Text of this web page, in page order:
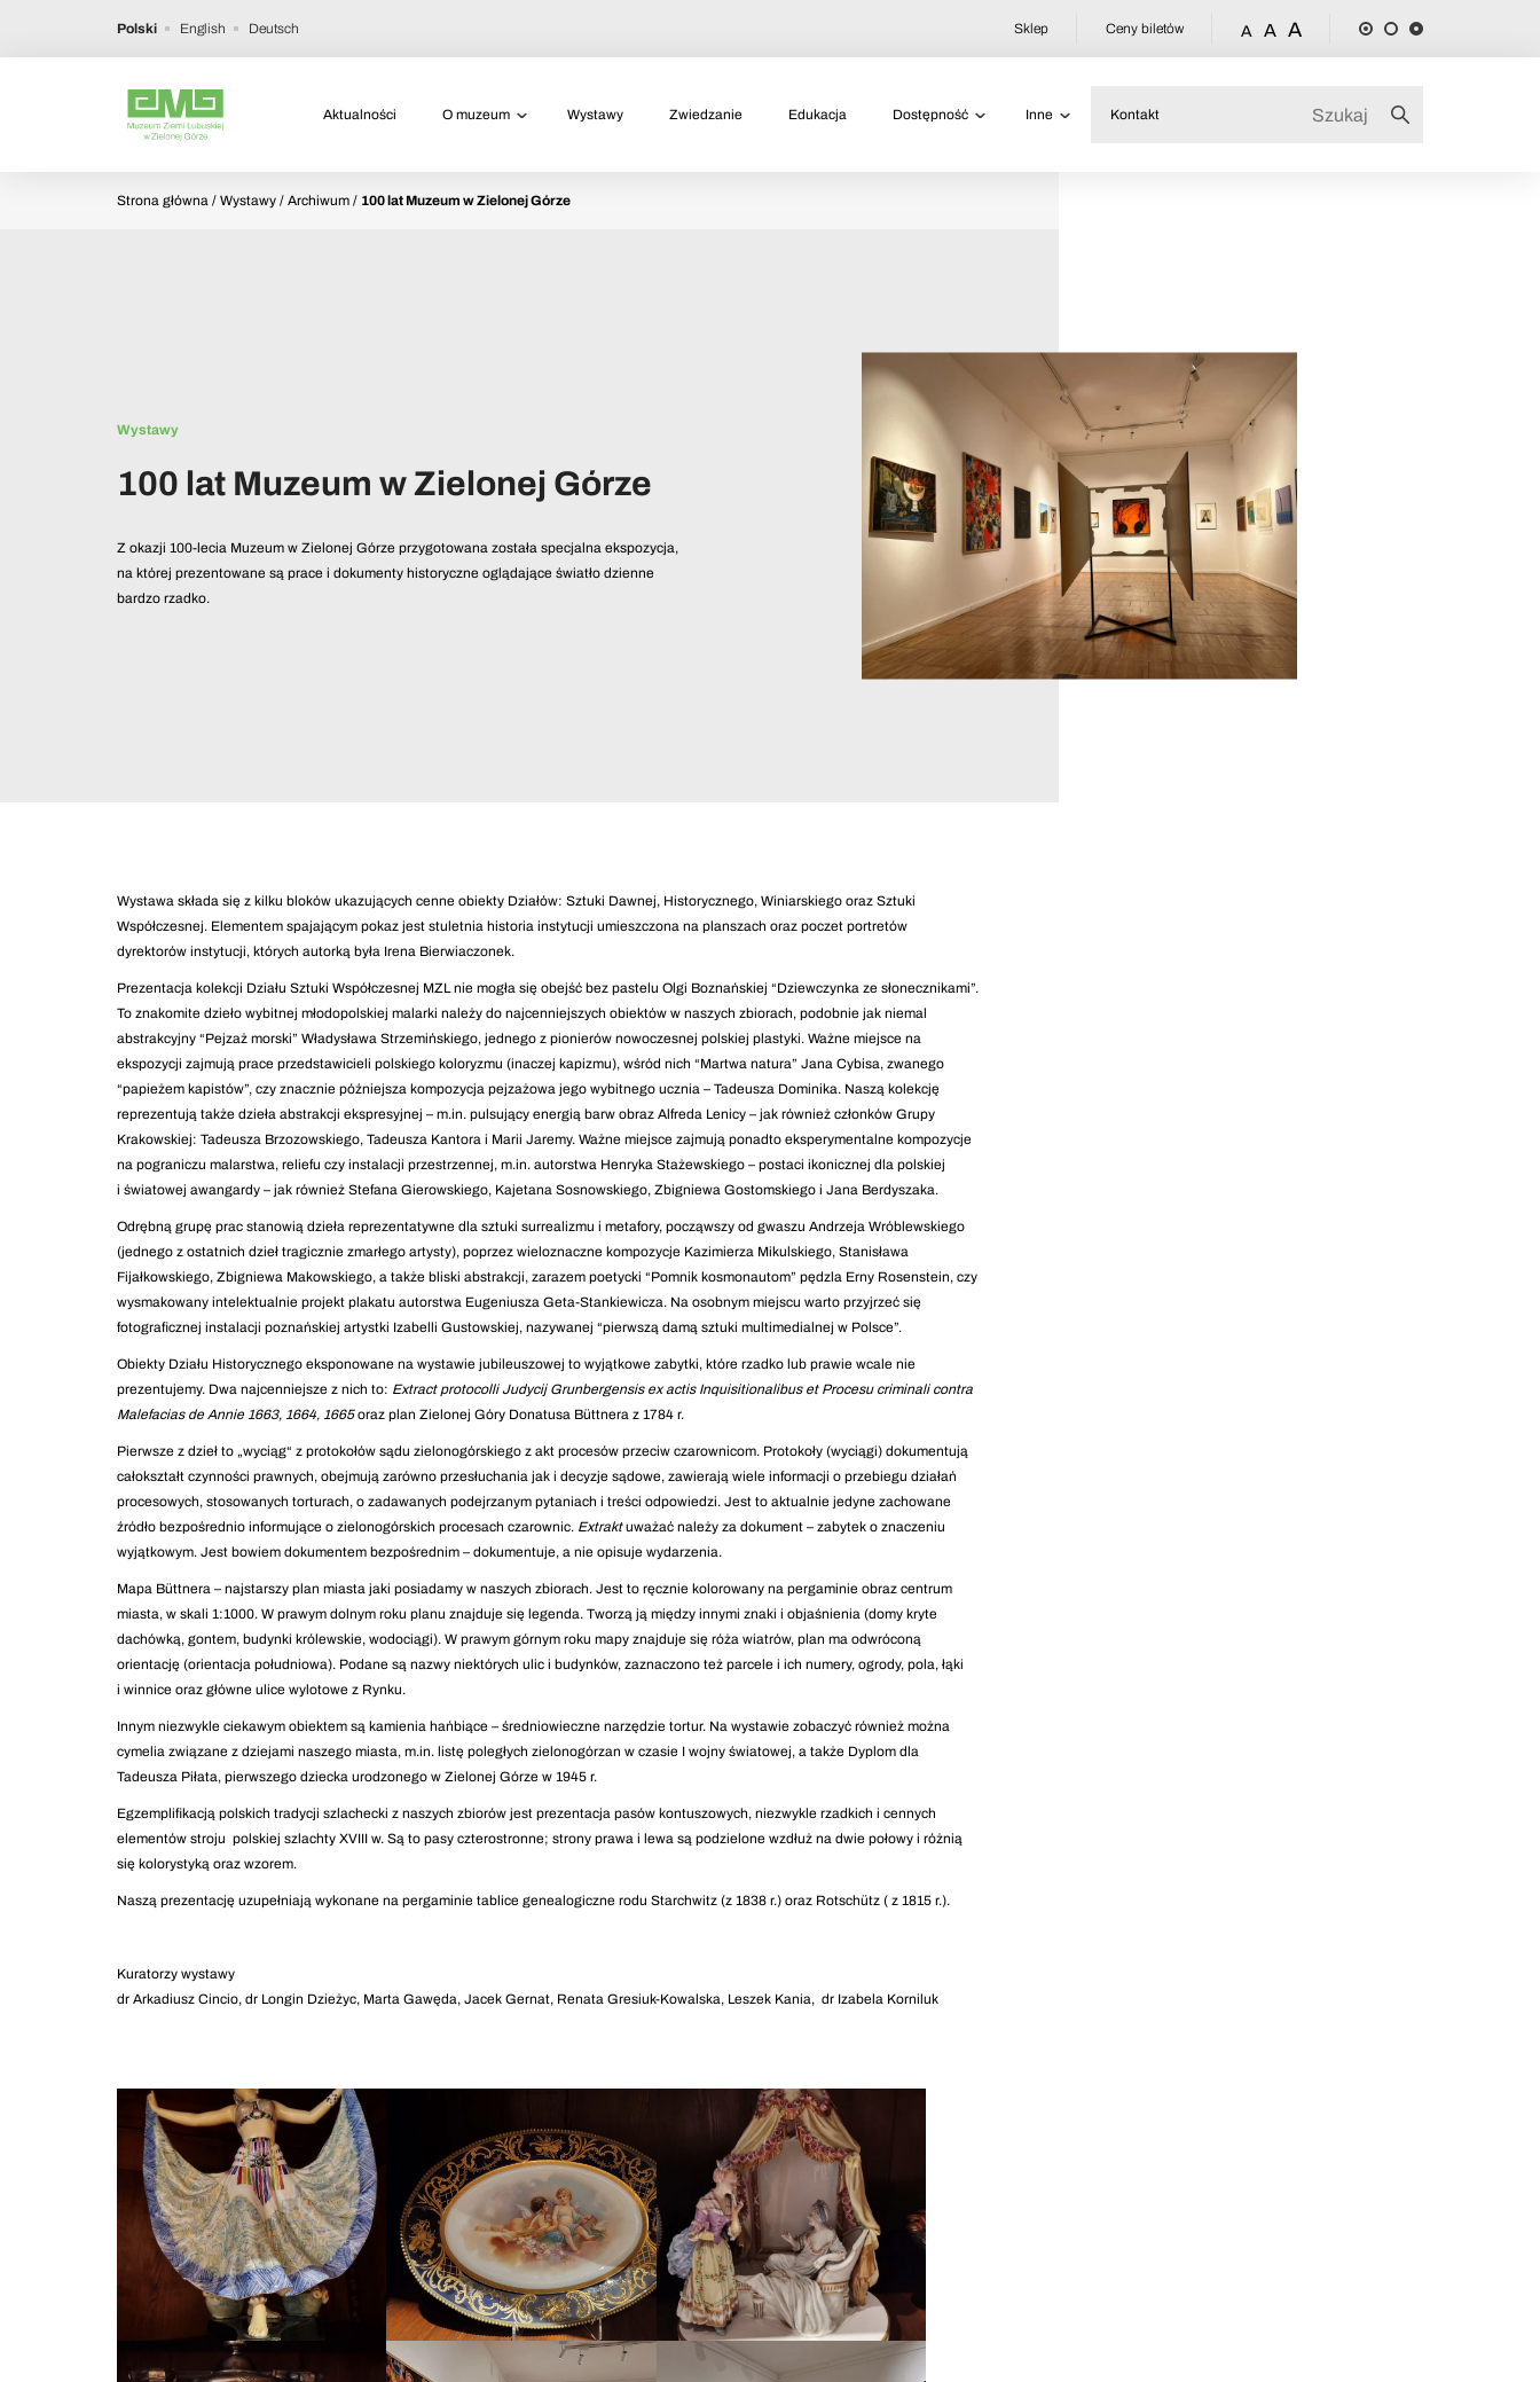
Polski English Deutsch Sklep Ceny biletów A A A
Aktualności O muzeum Wystawy Zwiedzanie Edukacja Dostępność Inne Kontakt
Strona główna / Wystawy / Archiwum / 100 lat Muzeum w Zielonej Górze
Wystawy
100 lat Muzeum w Zielonej Górze
Z okazji 100-lecia Muzeum w Zielonej Górze przygotowana została specjalna ekspozycja,
na której prezentowane są prace i dokumenty historyczne oglądające światło dzienne
bardzo rzadko.
Wystawa składa się z kilku bloków ukazujących cenne obiekty Działów: Sztuki Dawnej, Historycznego, Winiarskiego oraz Sztuki
Współczesnej. Elementem spajającym pokaz jest stuletnia historia instytucji umieszczona na planszach oraz poczet portretów
dyrektorów instytucji, których autorką była Irena Bierwiaczonek.
Prezentacja kolekcji Działu Sztuki Współczesnej MZL nie mogła się obejść bez pastelu Olgi Boznańskiej “Dziewczynka ze słonecznikami”.
To znakomite dzieło wybitnej młodopolskiej malarki należy do najcenniejszych obiektów w naszych zbiorach, podobnie jak niemal
abstrakcyjny “Pejzaż morski” Władysława Strzemińskiego, jednego z pionierów nowoczesnej polskiej plastyki. Ważne miejsce na
ekspozycji zajmują prace przedstawicieli polskiego koloryzmu (inaczej kapizmu), wśród nich “Martwa natura” Jana Cybisa, zwanego
“papieżem kapistów”, czy znacznie późniejsza kompozycja pejzażowa jego wybitnego ucznia – Tadeusza Dominika. Naszą kolekcję
reprezentują także dzieła abstrakcji ekspresyjnej – m.in. pulsujący energią barw obraz Alfreda Lenicy – jak również członków Grupy
Krakowskiej: Tadeusza Brzozowskiego, Tadeusza Kantora i Marii Jaremy. Ważne miejsce zajmują ponadto eksperymentalne kompozycje
na pograniczu malarstwa, reliefu czy instalacji przestrzennej, m.in. autorstwa Henryka Stażewskiego – postaci ikonicznej dla polskiej
i światowej awangardy – jak również Stefana Gierowskiego, Kajetana Sosnowskiego, Zbigniewa Gostomskiego i Jana Berdyszaka.
Odrębną grupę prac stanowią dzieła reprezentatywne dla sztuki surrealizmu i metafory, począwszy od gwaszu Andrzeja Wróblewskiego
(jednego z ostatnich dzieł tragicznie zmarłego artysty), poprzez wieloznaczne kompozycje Kazimierza Mikulskiego, Stanisława
Fijałkowskiego, Zbigniewa Makowskiego, a także bliski abstrakcji, zarazem poetycki “Pomnik kosmonautom” pędzla Erny Rosenstein, czy
wysmakowany intelektualnie projekt plakatu autorstwa Eugeniusza Geta-Stankiewicza. Na osobnym miejscu warto przyjrzeć się
fotograficznej instalacji poznańskiej artystki Izabelli Gustowskiej, nazywanej “pierwszą damą sztuki multimedialnej w Polsce”.
Obiekty Działu Historycznego eksponowane na wystawie jubileuszowej to wyjątkowe zabytki, które rzadko lub prawie wcale nie
prezentujemy. Dwa najcenniejsze z nich to: Extract protocolli Judycij Grunbergensis ex actis Inquisitionalibus et Procesu criminali contra
Malefacias de Annie 1663, 1664, 1665oraz plan Zielonej Góry Donatusa Büttnera z 1784 r.
Pierwsze z dzieł to „wyciąg“ z protokołów sądu zielonogórskiego z akt procesów przeciw czarownicom. Protokoły (wyciągi) dokumentują
całokształt czynności prawnych, obejmują zarówno przesłuchania jak i decyzje sądowe, zawierają wiele informacji o przebiegu działań
procesowych, stosowanych torturach, o zadawanych podejrzanym pytaniach i treści odpowiedzi. Jest to aktualnie jedyne zachowane
źródło bezpośrednio informujące o zielonogórskich procesach czarownic. Extraktuważać należy za dokument – zabytek o znaczeniu
wyjątkowym. Jest bowiem dokumentem bezpośrednim – dokumentuje, a nie opisuje wydarzenia.
Mapa Büttnera – najstarszy plan miasta jaki posiadamy w naszych zbiorach. Jest to ręcznie kolorowany na pergaminie obraz centrum
miasta, w skali 1:1000. W prawym dolnym roku planu znajduje się legenda. Tworzą ją między innymi znaki i objaśnienia (domy kryte
dachówką, gontem, budynki królewskie, wodociągi). W prawym górnym roku mapy znajduje się róża wiatrów, plan ma odwróconą
orientację (orientacja południowa). Podane są nazwy niektórych ulic i budynków, zaznaczono też parcele i ich numery, ogrody, pola, łąki
i winnice oraz główne ulice wylotowe z Rynku.
Innym niezwykle ciekawym obiektem są kamienia hańbiące – średniowieczne narzędzie tortur. Na wystawie zobaczyć również można
cymelia związane z dziejami naszego miasta, m.in. listę poległych zielonogórzan w czasie I wojny światowej, a także Dyplom dla
Tadeusza Piłata, pierwszego dziecka urodzonego w Zielonej Górze w 1945 r.
Egzemplifikacją polskich tradycji szlachecki z naszych zbiorów jest prezentacja pasów kontuszowych, niezwykle rzadkich i cennych
elementów stroju polskiej szlachty XVIII w. Są to pasy czterostronne; strony prawa i lewa są podzielone wzdłuż na dwie połowy i różnią
się kolorystyką oraz wzorem.
Naszą prezentację uzupełniają wykonane na pergaminie tablice genealogiczne rodu Starchwitz (z 1838 r.) oraz Rotschütz ( z 1815 r.).
Kuratorzy wystawy
dr Arkadiusz Cincio, dr Longin Dzieżyc, Marta Gawęda, Jacek Gernat, Renata Gresiuk-Kowalska, Leszek Kania, dr Izabela Korniluk